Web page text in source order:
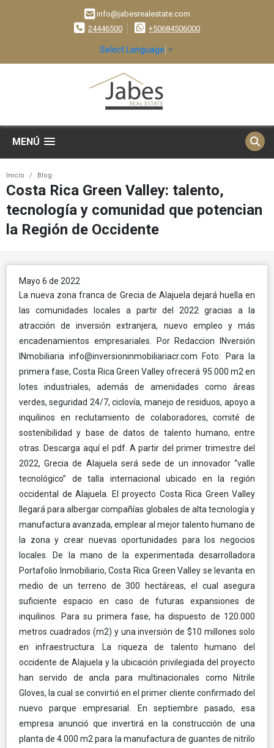
info@jabesrealestate.com
24446500
+50684506000
Select Language ▼
MENÚ
Inicio Blog
Costa Rica Green Valley: talento,
tecnología y comunidad que potencian
la Región de Occidente
Mayo 6 de 2022
La nueva zona franca de Grecia de Alajuela dejará huella en
las comunidades locales a partir del 2022 gracias a la
atracción de inversión extranjera, nuevo empleo y más
encadenamientos empresariales. Por Redaccion INversión
INmobiliaria info@inversioninmobiliariacr.com Foto: Para la
primera fase, Costa Rica Green Valley ofrecerá 95.000 m2 en
lotes industriales, además de amenidades como áreas
verdes, seguridad 24/7, ciclovía, manejo de residuos, apoyo a
inquilinos en reclutamiento de colaboradores, comité de
sostenibilidad y base de datos de talento humano, entre
otras. Descarga aquí el pdf. A partir del primer trimestre del
2022, Grecia de Alajuela será sede de un innovador “valle
tecnológico” de talla internacional ubicado en la región
occidental de Alajuela. El proyecto Costa Rica Green Valley
llegará para albergar compañías globales de alta tecnología y
manufactura avanzada, emplear al mejor talento humano de
la zona y crear nuevas oportunidades para los negocios
locales. De la mano de la experimentada desarrolladora
Portafolio Inmobiliario, Costa Rica Green Valley se levanta en
medio de un terreno de 300 hectáreas, el cual asegura
suficiente espacio en caso de futuras expansiones de
inquilinos. Para su primera fase, ha dispuesto de 120.000
metros cuadrados (m2) y una inversión de $10 millones solo
en infraestructura. La riqueza de talento humano del
occidente de Alajuela y la ubicación privilegiada del proyecto
han servido de ancla para multinacionales como Nitrile
Gloves, la cual se convirtió en el primer cliente confirmado del
nuevo parque empresarial. En septiembre pasado, esa
empresa anunció que invertirá en la construcción de una
planta de 4.000 m2 para la manufactura de guantes de nitrilo